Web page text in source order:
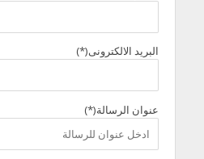
البريد الالكترونى(*)
عنوان الرسالة(*)